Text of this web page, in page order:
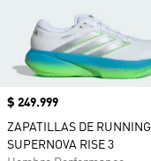
Precio
$ 249.999
ZAPATILLAS DE RUNNING
SUPERNOVA RISE 3